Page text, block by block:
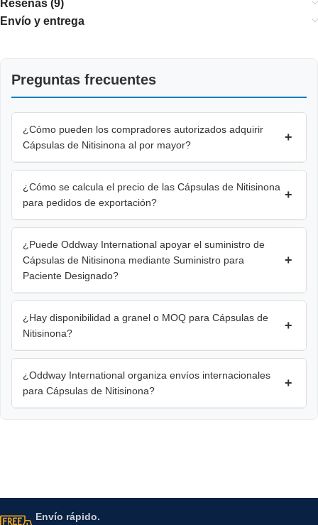
Reseñas (9)
Envío y entrega
Preguntas frecuentes
¿Cómo pueden los compradores autorizados adquirir
Cápsulas de Nitisinona al por mayor?
+
¿Cómo se calcula el precio de las Cápsulas de Nitisinona
para pedidos de exportación?
+
¿Puede Oddway International apoyar el suministro de
Cápsulas de Nitisinona mediante Suministro para
Paciente Designado?
+
¿Hay disponibilidad a granel o MOQ para Cápsulas de
Nitisinona?
+
¿Oddway International organiza envíos internacionales
para Cápsulas de Nitisinona?
+
Envío rápido.